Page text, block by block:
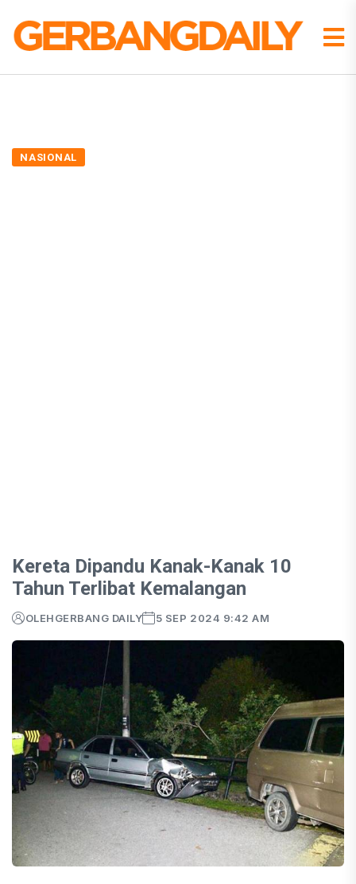
NASIONAL
Kereta Dipandu Kanak-Kanak 10
Tahun Terlibat Kemalangan
OLEHGERBANG DAILY 5 SEP 2024 9:42 AM